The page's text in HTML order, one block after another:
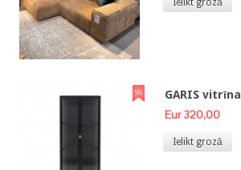
GARIS vitrīna
Eur 320,00
Ielikt grozā